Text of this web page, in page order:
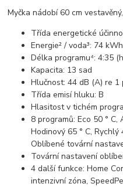
Myčka nádobí 60 cm
Třída energetické
Energie² / voda³: 74
Délka programu⁴: 4:35
Kapacita: 13 sad
Hlučnost: 44 dB (A) re 1
Třída emisí hluku: B
Hlasitost v tichém
8 programů: Eco 50 ° C,
Hodinový 65 ° C, Rychlý
Oblíbené tovární
Tovární nastavení
4 další funkce: Home
intenzivní zóna,